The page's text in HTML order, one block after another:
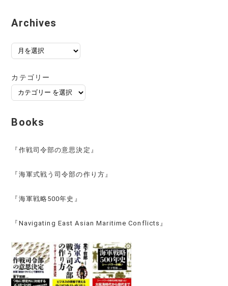
Archives
ー
カ
イ
ブ
カテゴリー
Books
『作戦司令部の意思決定』
『海軍式戦う司令部の作り方』
『海軍戦略500年史』
『Navigating East Asian Maritime Conflicts』